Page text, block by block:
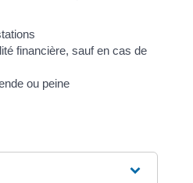
financière, sauf en cas de
ou peine